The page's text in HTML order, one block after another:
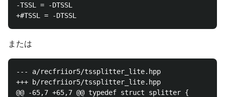
-TSSL = -DTSSL
または
--- a/recfriior5/tssplitter_lite.hpp
+++ b/recfriior5/tssplitter_lite.hpp
@@ -65,7 +65,7 @@ typedef struct splitter {